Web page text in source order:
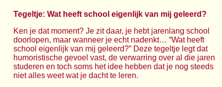
Tegeltje: Wat heeft school eigenlijk van mij geleerd?
Ken je dat moment? Je zit daar, je hebt jarenlang school
doorlopen, maar wanneer je echt nadenkt… “Wat heeft
school eigenlijk van mij geleerd?” Deze tegeltje legt dat
humoristische gevoel vast, de verwarring over al die jaren
studeren en toch soms het idee hebben dat je nog steeds
niet alles weet wat je dacht te leren.